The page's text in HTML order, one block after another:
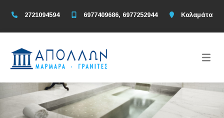
2721094594 6977409686, 6977252944 Καλαμάτα